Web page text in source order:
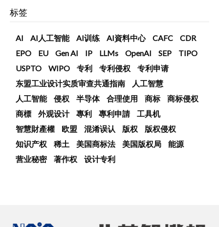
标签
AI AI人工智能 AI训练 AI資料中心 CAFC
CDR
EPO
EU Gen AI IP LLMs OpenAI SEP
TIPO
USPTO
WIPO 专利 专利侵权
专利申请
东盟工业设计实质审查共通指南
人工智慧
人工智能
侵权 半导体 合理使用 商标
商标侵权
商標
外观设计 專利 專利申請
工具机
智慧財產權
欧盟 混淆误认 版权
版权侵权
知识产权
稀土 美国商标法 美国版权局
能源
营业秘密
著作权 设计专利